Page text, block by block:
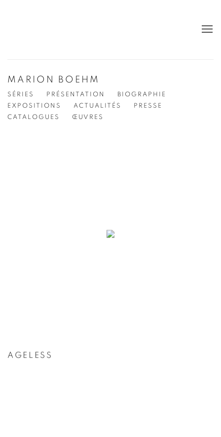
MARION BOEHM
SÉRIES PRÉSENTATION
BIOGRAPHIE
EXPOSITIONS
ACTUALITÉS
PRESSE
CATALOGUES
ŒUVRES
AGELESS